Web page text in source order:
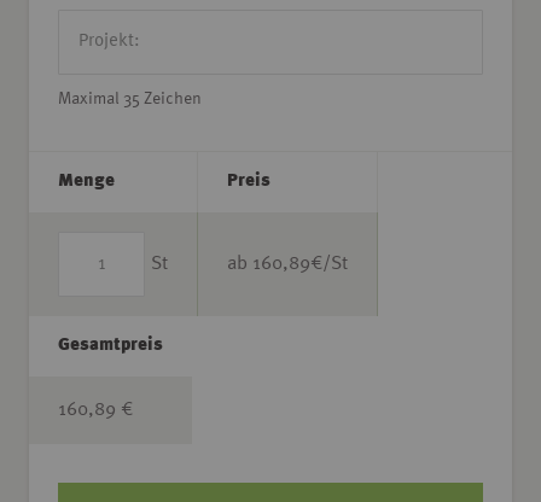
Maximal 35 Zeichen
Menge
St
Preis
ab 160,89€/St
Gesamtpreis
160,89 €